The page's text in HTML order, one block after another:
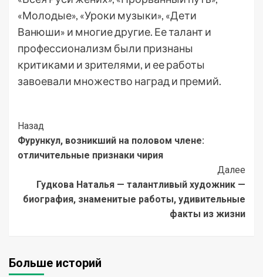
«Молодые», «Уроки музыки», «Дети
Ванюши» и многие другие. Ее талант и
профессионализм были признаны
критиками и зрителями, и ее работы
завоевали множество наград и премий.
Post
Navigation
Назад
Фурункул, возникший на половом члене:
отличительные признаки чирия
Далее
Гудкова Наталья — талантливый художник —
биография, знаменитые работы, удивительные
факты из жизни
Больше историй